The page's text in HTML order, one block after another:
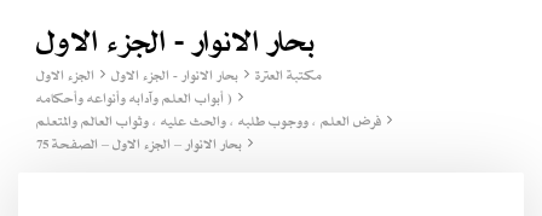
بحار الانوار - الجزء الاول
مكتبة العترة بحار الانوار - الجزء الاول
الجزء الاول
( أبواب العلم وآدابه وأنواعه وأحكامه
فرض العلم ، ووجوب طلبه ، والحث عليه ، وثواب العالم والمتعلم
بحار الانوار – الجزء الاول – الصفحة 75